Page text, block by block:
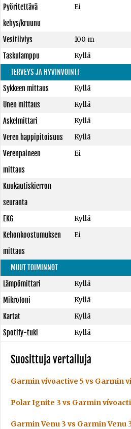
Pyöritettävä
kehys/kruunu
Ei
Vesitiiviys 100 m
Taskulamppu
Kyllä
TERVEYS JA HYVINVOINTI
Sykkeen mittaus
Kyllä
Unen mittaus
Kyllä
Askelmittari
Kyllä
Veren happipitoisuus
Kyllä
Verenpaineen
mittaus
Ei
Kuukautiskierron
seuranta
EKG Kyllä
Kehonkoostumuksen
mittaus
Ei
MUUT TOIMINNOT
Lämpömittari
Kyllä
Mikrofoni
Kyllä
Kartat
Kyllä
Spotify-tuki
Kyllä
Suosittuja vertailuja
Garmin vívoactive 5 vs Garmin
Polar Ignite 3 vs Garmin
Garmin Venu 3 vs Garmin Venu